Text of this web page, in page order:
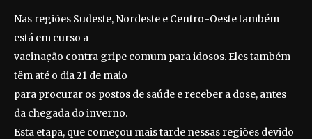
Nas regiões Sudeste, Nordeste e Centro-Oeste também
está em curso a
vacinação contra gripe comum para idosos. Eles também
têm até o dia 21 de maio
para procurar os postos de saúde e receber a dose, antes
da chegada do inverno.
Esta etapa, que começou mais tarde nessas regiões devido